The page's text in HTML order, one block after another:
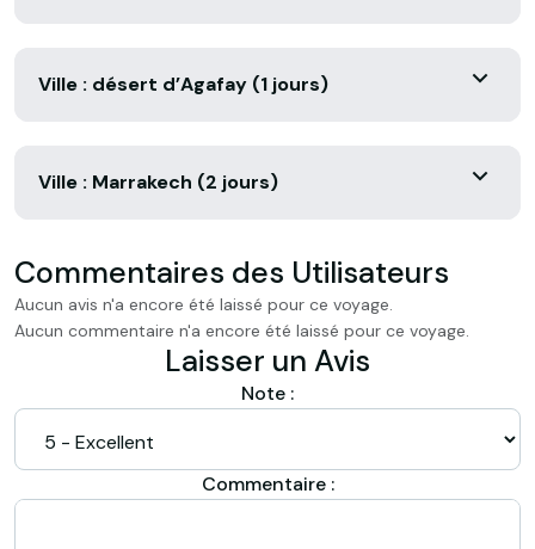
Ville : désert d’Agafay (1 jours)
Ville : Marrakech (2 jours)
Commentaires des Utilisateurs
Aucun avis n'a encore été laissé pour ce voyage.
Aucun commentaire n'a encore été laissé pour ce voyage.
Laisser un Avis
Note :
Commentaire :